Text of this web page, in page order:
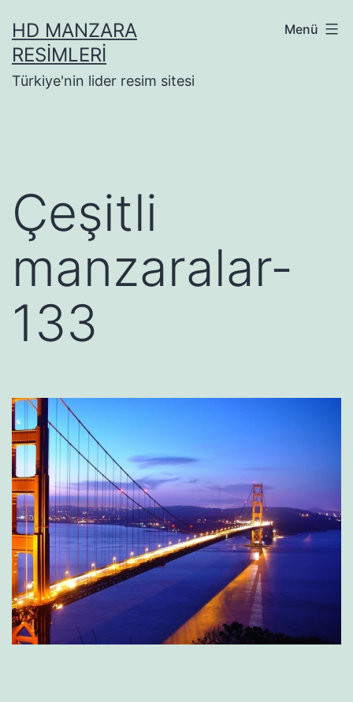
geçHD MANZARA
RESIMLERI
Türkiye'nin lider resim sitesi
Menü
Çeşitli
manzaralar-
133